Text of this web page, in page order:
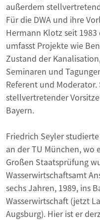
außerdem
Für die DWA und ihre
Hermann Klotz seit
umfasst Projekte wie
Zustand der
Seminaren und
Referent und Moderator.
stellvertretender
Bayern.
Friedrich Seyler
an der TU München, wo
Großen Staatsprüfung
Wasserwirtschaftsamt
sechs Jahren, 1989, ins
Wasserwirtschaft (jetzt
Augsburg). Hier ist er